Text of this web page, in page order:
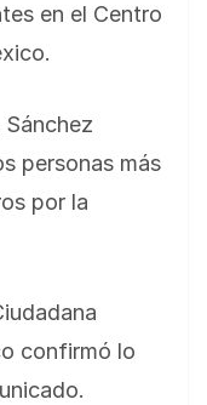
en el Centro
personas más
por la
confirmó lo